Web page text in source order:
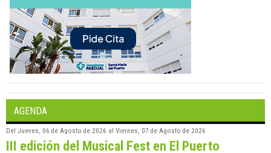
AGENDA
Del Jueves, 06 de Agosto de 2026 al Viernes, 07 de Agosto de 2026
III edición del Musical Fest en El Puerto